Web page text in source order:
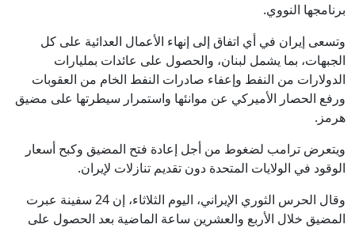
برنامجها النووي.
وتسعى إيران في أي اتفاق إلى إنهاء الأعمال العدائية على كل
الجبهات، بما يشمل لبنان، والحصول على عائدات بمليارات
الدولارات من النفط وإعفاء صادرات النفط الخام من العقوبات
ورفع الحصار الأميركي عن موانئها واستمرار سيطرتها على مضيق
هرمز.
ويتعرض ترامب لضغوط من أجل إعادة فتح المضيق وكبح أسعار
الوقود في الولايات المتحدة دون تقديم تنازلات لإيران.
وقال الحرس الثوري الإيراني، اليوم الثلاثاء، إن 24 سفينة عبرت
المضيق خلال الأربع والعشرين ساعة الماضية بعد الحصول على